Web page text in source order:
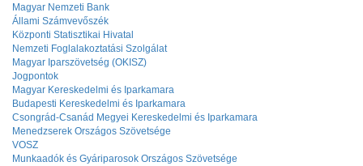
Magyar Nemzeti Bank
Állami Számvevőszék
Központi Statisztikai Hivatal
Nemzeti Foglalakoztatási Szolgálat
Magyar Iparszövetség (OKISZ)
Jogpontok
Magyar Kereskedelmi és Iparkamara
Budapesti Kereskedelmi és Iparkamara
Csongrád-Csanád Megyei Kereskedelmi és Iparkamara
Menedzserek Országos Szövetsége
VOSZ
Munkaadók és Gyáriparosok Országos Szövetsége